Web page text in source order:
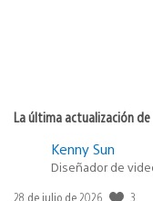
La última actualización
Kenny Sun
Diseñador de
Fecha
28 de julio de 2026 3